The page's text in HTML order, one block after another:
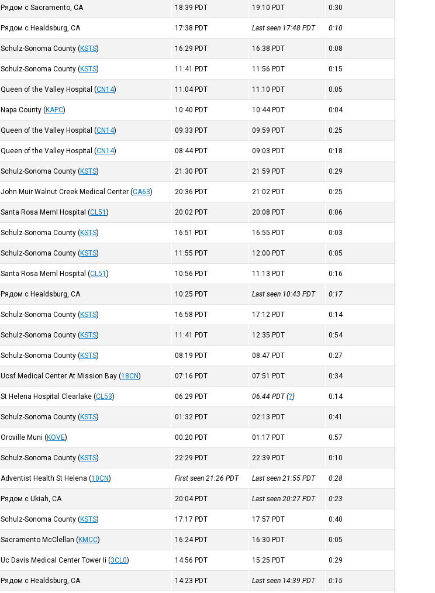
Рядом с Sacramento, CA 18:39 PDT 19:10 PDT 0:30
Рядом с Healdsburg, CA 17:38 PDT Last seen 17:48PDT 0:10
Schulz-Sonoma County (KSTS) 16:29 PDT 16:38 PDT 0:08
Schulz-Sonoma County (KSTS) 11:41 PDT 11:56 PDT 0:15
Queen of the Valley Hospital (CN14) 11:04 PDT 11:10 PDT 0:05
Napa County (KAPC) 10:40 PDT 10:44 PDT 0:04
Queen of the Valley Hospital (CN14) 09:33 PDT 09:59 PDT 0:25
Queen of the Valley Hospital (CN14) 08:44 PDT 09:03 PDT 0:18
Schulz-Sonoma County (KSTS) 21:30 PDT 21:59 PDT 0:29
John Muir Walnut Creek Medical Center (CA63) 20:36 PDT 21:02 PDT 0:25
Santa Rosa Meml Hospital (CL51) 20:02 PDT 20:08 PDT 0:06
Schulz-Sonoma County (KSTS) 16:51 PDT 16:55 PDT 0:03
Schulz-Sonoma County (KSTS) 11:55 PDT 12:00 PDT 0:05
Santa Rosa Meml Hospital (CL51) 10:56 PDT 11:13 PDT 0:16
Рядом с Healdsburg, CA 10:25 PDT Last seen 10:43PDT 0:17
Schulz-Sonoma County (KSTS) 16:58 PDT 17:12 PDT 0:14
Schulz-Sonoma County (KSTS) 11:41 PDT 12:35 PDT 0:54
Schulz-Sonoma County (KSTS) 08:19 PDT 08:47 PDT 0:27
Ucsf Medical Center At Mission Bay (18CN) 07:16 PDT 07:51 PDT 0:34
St Helena Hospital Clearlake (CL53) 06:29 PDT 06:44PDT(?) 0:14
Schulz-Sonoma County (KSTS) 01:32 PDT 02:13 PDT 0:41
Oroville Muni (KOVE) 00:20 PDT 01:17 PDT 0:57
Schulz-Sonoma County (KSTS) 22:29 PDT 22:39 PDT 0:10
Adventist Health St Helena (10CN) First seen 21:26PDT Last seen 21:55PDT 0:28
Рядом с Ukiah, CA 20:04 PDT Last seen 20:27PDT 0:23
Schulz-Sonoma County (KSTS) 17:17 PDT 17:57 PDT 0:40
Sacramento McClellan (KMCC) 16:24 PDT 16:30 PDT 0:05
Uc Davis Medical Center Tower Ii (3CL0) 14:56 PDT 15:25 PDT 0:29
Рядом с Healdsburg, CA 14:23 PDT Last seen 14:39PDT 0:15